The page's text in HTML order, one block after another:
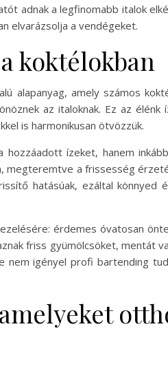
adnak a legfinomabb italok
elvarázsolja a vendégeket.
koktélokban
alapanyag, amely számos
az italoknak. Ez az
is harmonikusan ötvözzük.
ízeket, hanem
a frissesség
hatásúak, ezáltal könnyed
érdemes óvatosan
friss gyümölcsöket, mentát
nem igényel profi bartending